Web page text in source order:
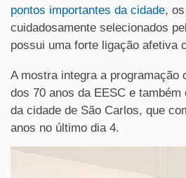
pontos importantes da cidade,
cuidadosamente selecionados
possui uma forte ligação afetiva
A mostra integra a programação
dos 70 anos da EESC e também
da cidade de São Carlos, que
anos no último dia 4.